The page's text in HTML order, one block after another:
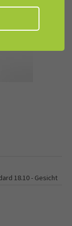
18.10 - Gesicht